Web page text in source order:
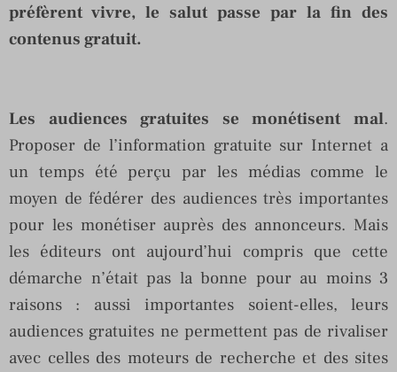
préfèrent vivre, le salut passe par la fin des
contenus gratuit.
Les audiences gratuites se monétisent mal.
Proposer de l’information gratuite sur Internet a
un temps été perçu par les médias comme le
moyen de fédérer des audiences très importantes
pour les monétiser auprès des annonceurs. Mais
les éditeurs ont aujourd’hui compris que cette
démarche n’était pas la bonne pour au moins 3
raisons : aussi importantes soient-elles, leurs
audiences gratuites ne permettent pas de rivaliser
avec celles des moteurs de recherche et des sites